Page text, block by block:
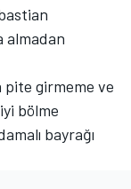
almadan
pite girmeme ve
bölme
bayrağı